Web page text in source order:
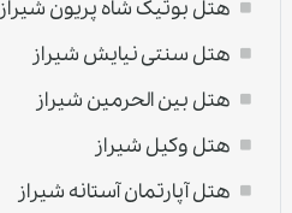
هتل بوتیک شاه پریون شیراز
هتل سنتی نیایش شیراز
هتل بین الحرمین شیراز
هتل وکیل شیراز
هتل آپارتمان آستانه شیراز